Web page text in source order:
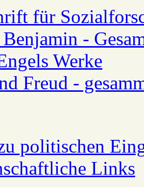
für
-
Werke
Freud -
politischen
Links